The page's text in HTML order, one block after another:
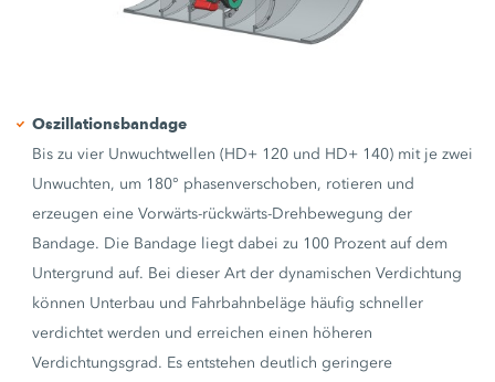
Oszillationsbandage
Bis zu vier Unwuchtwellen (HD+ 120 und HD+ 140) mit je zwei
Unwuchten, um 180° phasenverschoben, rotieren und
erzeugen eine Vorwärts-rückwärts-Drehbewegung der
Bandage. Die Bandage liegt dabei zu 100 Prozent auf dem
Untergrund auf. Bei dieser Art der dynamischen Verdichtung
können Unterbau und Fahrbahnbeläge häufig schneller
verdichtet werden und erreichen einen höheren
Verdichtungsgrad. Es entstehen deutlich geringere